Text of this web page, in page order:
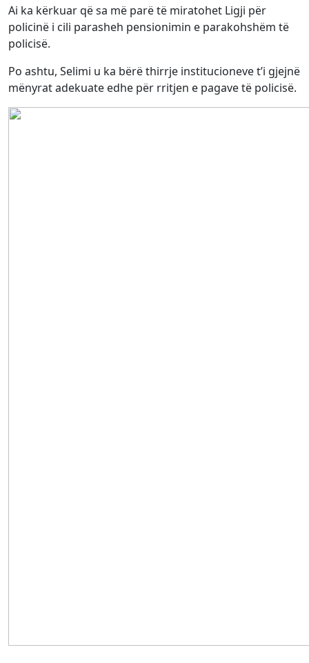
Ai ka kërkuar që sa më parë të miratohet Ligji për
policinë i cili parasheh pensionimin e parakohshëm të
policisë.
Po ashtu, Selimi u ka bërë thirrje institucioneve t’i gjejnë
mënyrat adekuate edhe për rritjen e pagave të policisë.